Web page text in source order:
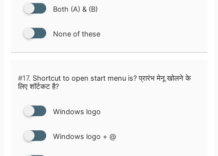
Both (A) & (B)
None of these
#17. Shortcut to open start menu is? प्रारंभ मेनू खोलने के
लिए शॉर्टकट है?
Windows logo
Windows logo + @